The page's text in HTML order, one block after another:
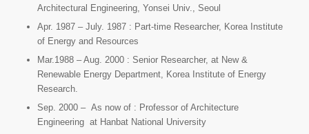
Architectural Engineering, Yonsei Univ., Seoul
Apr. 1987 – July. 1987 : Part-time Researcher, Korea Institute
of Energy and Resources
Mar.1988 – Aug. 2000 : Senior Researcher, at New &
Renewable Energy Department, Korea Institute of Energy
Research.
Sep. 2000 – As now of : Professor of Architecture
Engineering at Hanbat National University